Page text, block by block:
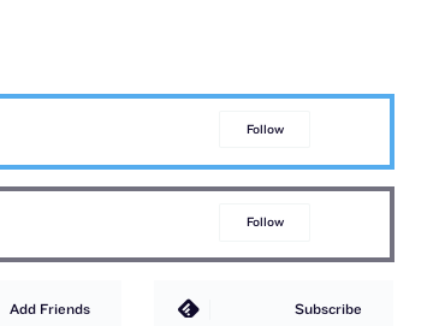
Follow
Follow
Add Friends Subscribe